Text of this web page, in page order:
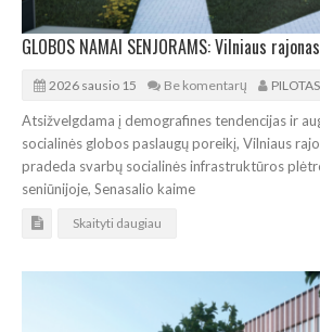
2026 sausio 15 Be komentarų
Atsižvelgdama į demografines tendencijas ir
socialinės globos paslaugų poreikį, Vilniaus
pradeda svarbų socialinės infrastruktūros
seniūnijoje, Senasalio kaime
Skaityti daugiau